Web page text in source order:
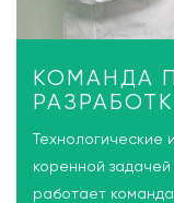
КОМАНДА
Технологические
коренной
работает